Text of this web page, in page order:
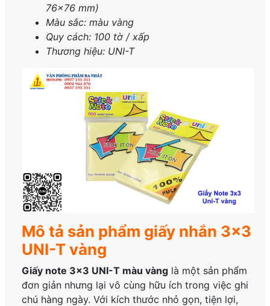
76×76 mm)
Màu sắc: màu vàng
Quy cách: 100 tờ / xấp
Thương hiệu: UNI-T
Mô tả sản phẩm giấy nhắn 3×3
UNI-T vàng
Giấy note 3×3 UNI-T màu vàng là một sản phẩm
đơn giản nhưng lại vô cùng hữu ích trong việc ghi
chú hàng ngày. Với kích thước nhỏ gọn, tiện lợi,